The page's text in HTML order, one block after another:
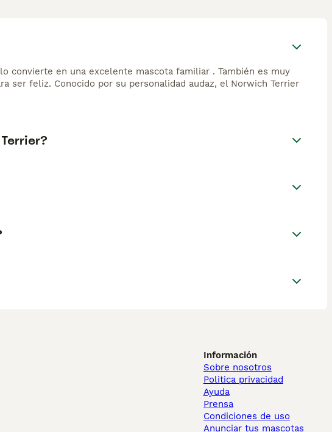
convierte en una excelente mascota familiar . También es muy
ser feliz. Conocido por su personalidad audaz, el Norwich Terrier
Información
Sobre nosotros
Politica privacidad
Ayuda
Prensa
Condiciones de uso
Anunciar tus mascotas